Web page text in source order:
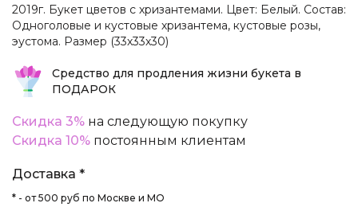
2019г. Букет цветов с хризантемами. Цвет: Белый. Состав:
Одноголовые и кустовые хризантема, кустовые розы,
эустома. Размер (33х33х30)
Средство для продления жизни букета в
ПОДАРОК
Скидка 3% на следующую покупку
Скидка 10% постоянным клиентам
Доставка *
* - от 500 руб по Москве и МО